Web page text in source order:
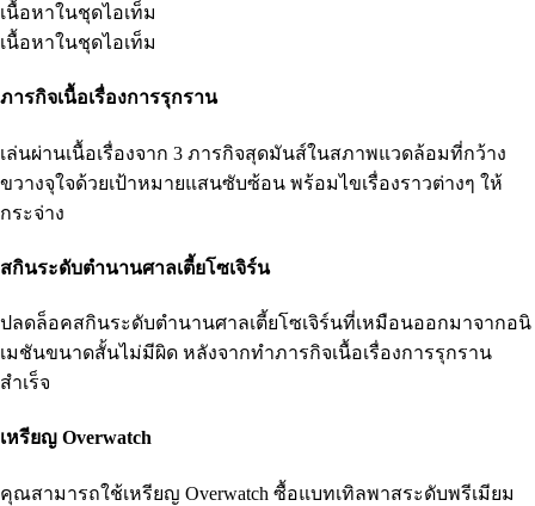
เนื้อหาในชุดไอเท็ม
เนื้อหาในชุดไอเท็ม
ภารกิจเนื้อเรื่องการรุกราน
เล่นผ่านเนื้อเรื่องจาก 3 ภารกิจสุดมันส์ในสภาพแวดล้อมที่กว้าง
ขวางจุใจด้วยเป้าหมายแสนซับซ้อน พร้อมไขเรื่องราวต่างๆ ให้
กระจ่าง
สกินระดับตำนานศาลเตี้ยโซเจิร์น
ปลดล็อคสกินระดับตำนานศาลเตี้ยโซเจิร์นที่เหมือนออกมาจากอนิ
เมชันขนาดสั้นไม่มีผิด หลังจากทำภารกิจเนื้อเรื่องการรุกราน
สำเร็จ
เหรียญ Overwatch
คุณสามารถใช้เหรียญ Overwatch ซื้อแบทเทิลพาสระดับพรีเมียม